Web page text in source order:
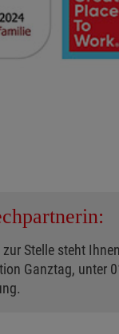
Stelle steht
Ganztag, unter